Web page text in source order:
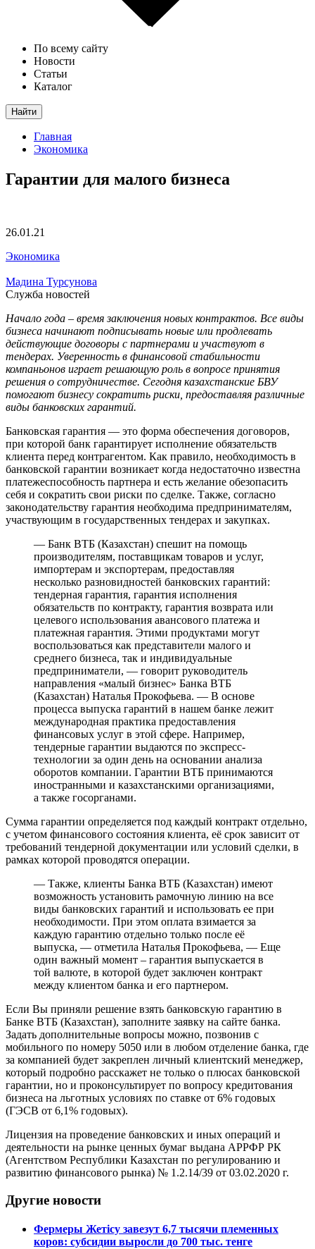
По всему сайту
Новости
Статьи
Каталог
Найти
Главная
Экономика
Гарантии для малого бизнеса
26.01.21
Экономика
Мадина Турсунова
Служба новостей
Начало года – время заключения новых контрактов. Все виды
бизнеса начинают подписывать новые или продлевать
действующие договоры с партнерами и участвуют в
тендерах. Уверенность в финансовой стабильности
компаньонов играет решающую роль в вопросе принятия
решения о сотрудничестве. Сегодня казахстанские БВУ
помогают бизнесу сократить риски, предоставляя различные
виды банковских гарантий.
Банковская гарантия — это форма обеспечения договоров,
при которой банк гарантирует исполнение обязательств
клиента перед контрагентом. Как правило, необходимость в
банковской гарантии возникает когда недостаточно известна
платежеспособность партнера и есть желание обезопасить
себя и сократить свои риски по сделке. Также, согласно
законодательству гарантия необходима предпринимателям,
участвующим в государственных тендерах и закупках.
— Банк ВТБ (Казахстан) спешит на помощь
производителям, поставщикам товаров и услуг,
импортерам и экспортерам, предоставляя
несколько разновидностей банковских гарантий:
тендерная гарантия, гарантия исполнения
обязательств по контракту, гарантия возврата или
целевого использования авансового платежа и
платежная гарантия. Этими продуктами могут
воспользоваться как представители малого и
среднего бизнеса, так и индивидуальные
предприниматели, — говорит руководитель
направления «малый бизнес» Банка ВТБ
(Казахстан) Наталья Прокофьева. — В основе
процесса выпуска гарантий в нашем банке лежит
международная практика предоставления
финансовых услуг в этой сфере. Например,
тендерные гарантии выдаются по экспресс-
технологии за один день на основании анализа
оборотов компании. Гарантии ВТБ принимаются
иностранными и казахстанскими организациями,
а также госорганами.
Сумма гарантии определяется под каждый контракт отдельно,
с учетом финансового состояния клиента, её срок зависит от
требований тендерной документации или условий сделки, в
рамках которой проводятся операции.
— Также, клиенты Банка ВТБ (Казахстан) имеют
возможность установить рамочную линию на все
виды банковских гарантий и использовать ее при
необходимости. При этом оплата взимается за
каждую гарантию отдельно только после её
выпуска, — отметила Наталья Прокофьева, — Еще
один важный момент – гарантия выпускается в
той валюте, в которой будет заключен контракт
между клиентом банка и его партнером.
Если Вы приняли решение взять банковскую гарантию в
Банке ВТБ (Казахстан), заполните заявку на сайте банка.
Задать дополнительные вопросы можно, позвонив с
мобильного по номеру 5050 или в любом отделение банка, где
за компанией будет закреплен личный клиентский менеджер,
который подробно расскажет не только о плюсах банковской
гарантии, но и проконсультирует по вопросу кредитования
бизнеса на льготных условиях по ставке от 6% годовых
(ГЭСВ от 6,1% годовых).
Лицензия на проведение банковских и иных операций и
деятельности на рынке ценных бумаг выдана АРРФР РК
(Агентством Республики Казахстан по регулированию и
развитию финансового рынка) № 1.2.14/39 от 03.02.2020 г.
Другие новости
Фермеры Жетісу завезут 6,7 тысячи племенных
коров: субсидии выросли до 700 тыс. тенге